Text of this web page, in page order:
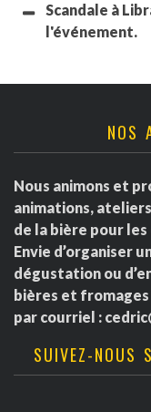
Scandale à
l'événement.
NOS
Nous animons et
animations,
de la bière pour
Envie d’organiser
dégustation ou
bières et fromages
par courriel :
SUIVEZ-NOUS